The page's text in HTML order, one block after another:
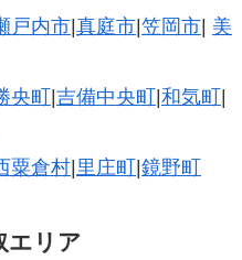
戸内市|真庭市|笠岡市| 美
央町|吉備中央町|和気町|
粟倉村| 里庄町|鏡野町
エリア